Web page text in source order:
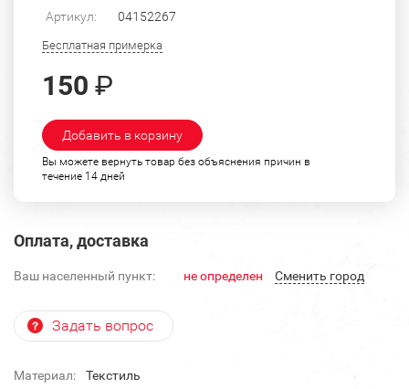
Артикул: 04152267
Бесплатная примерка
150 ₽
Добавить в корзину
Вы можете вернуть товар без объяснения причин в
течение 14 дней
Оплата, доставка
Ваш населенный пункт: не определен Cменить город
Задать вопрос
Материал:
Текстиль